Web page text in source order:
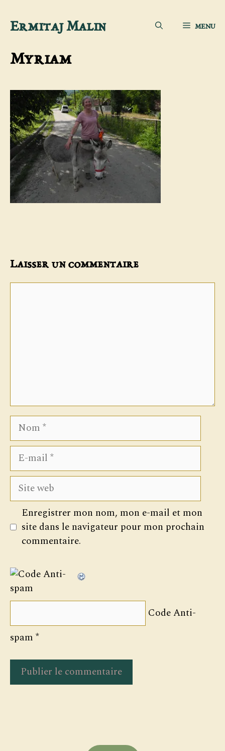
Aller
contenu
Ermitaj Malin MENU
Myriam
Laisser un commentaire
Nom
E-
mail
Site
web
Enregistrer mon nom, mon e-mail et mon
site dans le navigateur pour mon prochain
commentaire.
Code Anti-
spam *